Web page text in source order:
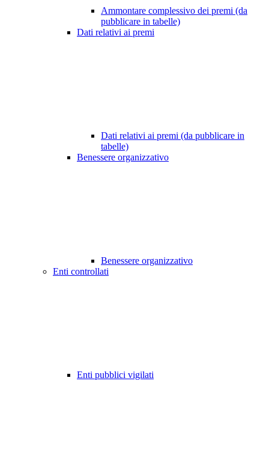
Ammontare complessivo dei premi (da
pubblicare in tabelle)
Dati relativi ai premi
Dati relativi ai premi (da pubblicare in
tabelle)
Benessere organizzativo
Benessere organizzativo
Enti controllati
Enti pubblici vigilati